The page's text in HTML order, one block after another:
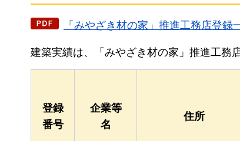
「みやざき材の家」推進工務店登録
建築実績は、「みやざき材の家」推進工務
登録
番号
企業等
名
住所